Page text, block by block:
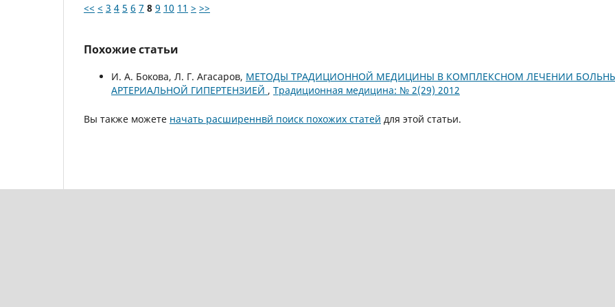
<< < 3 4 5 6 7 8 9 10 11 > >>
Похожие статьи
И. А. Бокова, Л. Г. Агасаров, МЕТОДЫ ТРАДИЦИОННОЙ МЕДИЦИНЫ В КОМПЛЕКСНОМ ЛЕЧЕНИИ
АРТЕРИАЛЬНОЙ ГИПЕРТЕНЗИЕЙ , Традиционная медицина: № 2(29) 2012
Вы также можете начать расширеннвй поиск похожих статей для этой статьи.